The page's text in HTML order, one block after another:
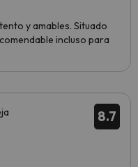
y amables. Situado
incluso para
8.7